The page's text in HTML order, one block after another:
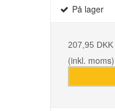
På lager
207,95 DKK
(inkl. moms)